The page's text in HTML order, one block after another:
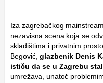
Iza zagrebačkog
nezavisna scena koja se
skladištima i privatnim
Begović, glazbenik Denis
ističu da se u Zagrebu
umrežava, unatoč